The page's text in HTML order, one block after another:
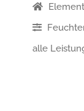
alle